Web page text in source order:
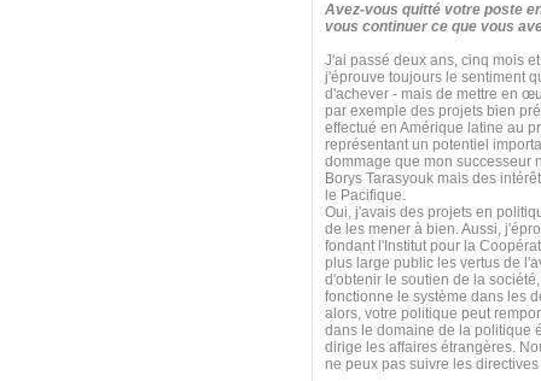
Avez-vous quitté votre poste
vous continuer ce que vous
J'ai passé deux ans, cinq mois
j'éprouve toujours le sentiment
d'achever - mais de mettre en
par exemple des projets bien
effectué en Amérique latine au
représentant un potentiel
dommage que mon successeur
Borys Tarasyouk mais des
le Pacifique.
Oui, j'avais des projets en
de les mener à bien. Aussi,
fondant l'Institut pour la
plus large public les vertus de
d'obtenir le soutien de la
fonctionne le système dans les
alors, votre politique peut
dans le domaine de la politique
dirige les affaires étrangères.
ne peux pas suivre les